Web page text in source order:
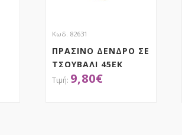
Κωδ. 82631
ΠΡΑΣΙΝΟ ΔΕΝΔΡΟ ΣΕ
ΤΣΟΥΒΑΛΙ 45EK
PLASTIC
9,80€